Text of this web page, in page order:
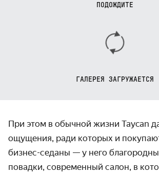
ПОДОЖДИТЕ
ГАЛЕРЕЯ ЗАГРУЖАЕТСЯ
При этом в обычной жизни Taycan
ощущения, ради которых и
бизнес-седаны — у него
повадки, современный салон, в